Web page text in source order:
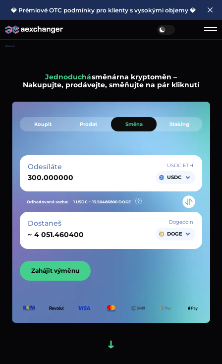
💎 Prémiové OTC podmínky pro klienty s vysokými objemy 💎
Hlavní
Jednoduchásměnárna kryptoměn –
Nakupujte, prodávejte, směňujte na pár kliknutí
Koupit Prodat Směna Staking
Odesíláte
USDC ETH
USDC
Odhadovaná sazba: 1 USDC ~ 13.50486800 DOGE
Dostaneš
~
Dogecoin
DOGE
Zahájit výměnu